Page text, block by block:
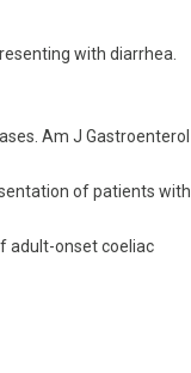
with diarrhea.
Am J Gastroenterol
of patients with
adult-onset coeliac